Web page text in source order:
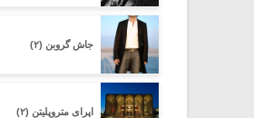
جاش گروبن (۲)
اپرای متروپلیتن (۲)